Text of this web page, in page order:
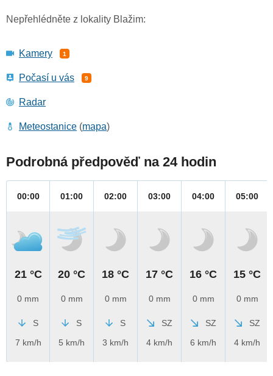
Nepřehlédněte z lokality Blažim:
Kamery 1
Počasí u vás 9
Radar
Meteostanice (mapa)
Podrobná předpověď na 24 hodin
00:00
21 °C
0 mm
S
7 km/h
01:00
20 °C
0 mm
S
5 km/h
02:00
18 °C
0 mm
S
3 km/h
03:00
17 °C
0 mm
SZ
4 km/h
04:00
16 °C
0 mm
SZ
6 km/h
05:00
15 °C
0 mm
SZ
4 km/h